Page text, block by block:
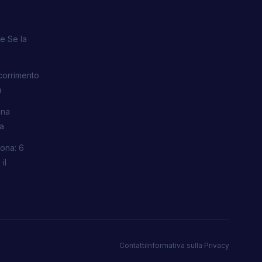
Se la
6
ContattiInformativa sulla Privacy